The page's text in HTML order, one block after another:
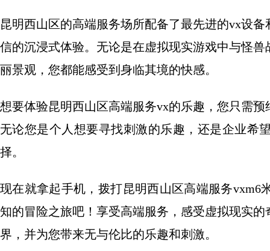
昆明西山区的高端服务场所配备了最先进的vx设
信的沉浸式体验。无论是在虚拟现实游戏中与怪
丽景观，您都能感受到身临其境的快感。
想要体验昆明西山区高端服务vx的乐趣，您只需
无论您是个人想要寻找刺激的乐趣，还是企业希
择。
现在就拿起手机，拨打昆明西山区高端服务vxm6
知的冒险之旅吧！享受高端服务，感受虚拟现实
界，并为您带来无与伦比的乐趣和刺激。